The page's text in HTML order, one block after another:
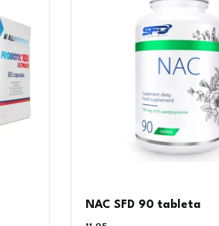
NAC SFD 90 tableta